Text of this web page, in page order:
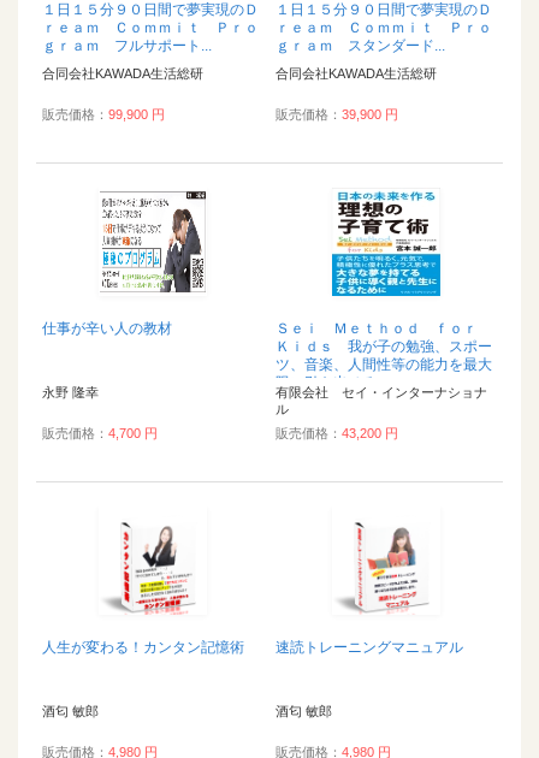
１日１５分９０日間で夢実現のＤ
ｒｅａｍ Ｃｏｍｍｉｔ Ｐｒｏ
ｇｒａｍ フルサポート...
合同会社KAWADA生活総研
販売価格： 99,900 円
１日１５分９０日間で夢実現のＤ
ｒｅａｍ Ｃｏｍｍｉｔ Ｐｒｏ
ｇｒａｍ スタンダード...
合同会社KAWADA生活総研
販売価格： 39,900 円
仕事が辛い人の教材
永野 隆幸
販売価格： 4,700 円
Ｓｅｉ Ｍｅｔｈｏｄ ｆｏｒ
Ｋｉｄｓ 我が子の勉強、スポー
ツ、音楽、人間性等の能力を最大
限に引き出せる...
有限会社 セイ・インターナショナ
ル
販売価格： 43,200 円
人生が変わる！カンタン記憶術
酒匂 敏郎
販売価格： 4,980 円
速読トレーニングマニュアル
酒匂 敏郎
販売価格： 4,980 円